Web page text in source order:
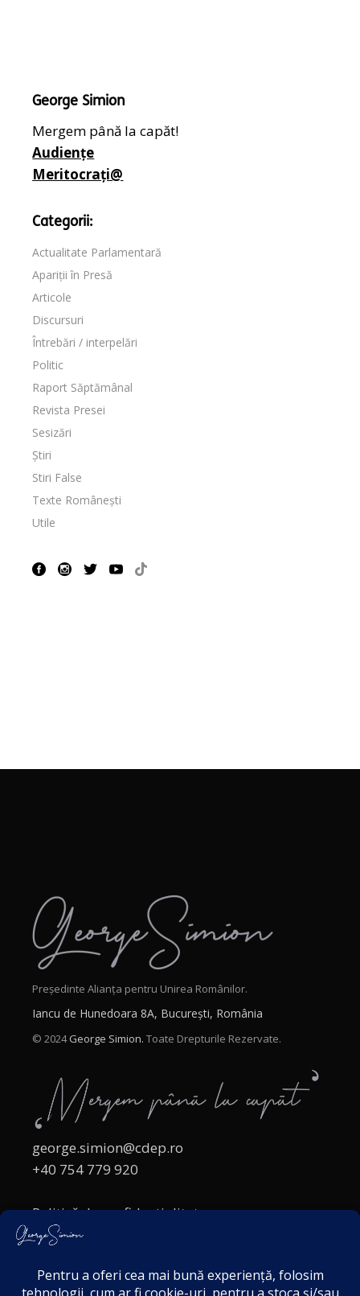
George Simion
Mergem până la capăt!
Audiențe
Meritocrați@
Categorii:
Actualitate Parlamentară
Apariții în Presă
Articole
Discursuri
Întrebări / interpelări
Politic
Raport Săptămânal
Revista Presei
Sesizări
Știri
Stiri False
Texte Românești
Utile
Președinte Alianța pentru Unirea Românilor.
Iancu de Hunedoara 8A, București, România
© 2024George Simion. Toate Drepturile Rezervate.
george.simion@cdep.ro
+40 754 779 920
Politică de confidențialitate
Politica cookies
Acordul de markting